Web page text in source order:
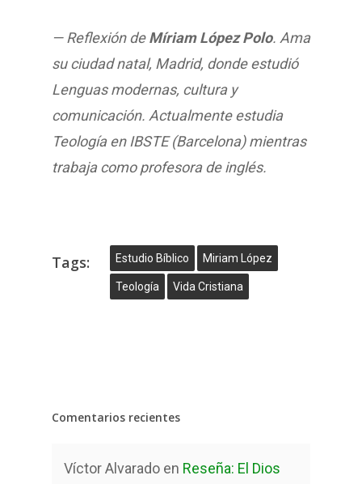
— Reflexión deMíriam López Polo. Ama
su ciudad natal, Madrid, donde estudió
Lenguas modernas, cultura y
comunicación. Actualmente estudia
Teología en IBSTE (Barcelona) mientras
trabaja como profesora de inglés.
Tags: Estudio Bíblico Miriam López
Teología Vida Cristiana
Comentarios recientes
Víctor Alvarado en Reseña: El Dios